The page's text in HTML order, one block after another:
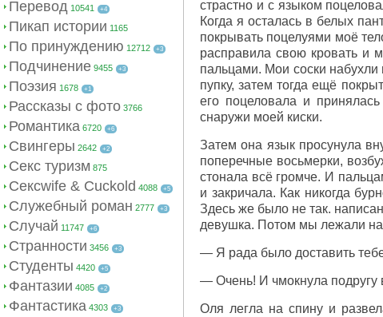
Перевод 10541 +4
Пикап истории 1165
По принуждению 12712 +3
Подчинение 9455 +3
Поэзия 1678 +1
Рассказы с фото 3766
Романтика 6720 +6
Свингеры 2642 +2
Секс туризм 875
Сексwife & Cuckold 4088 +5
Служебный роман 2777 +3
Случай 11747 +6
Странности 3456 +3
Студенты 4420 +5
Фантазии 4085 +2
Фантастика 4303 +3
страстно и с языком
Когда я осталась в белых
покрывать поцелуями моё
расправила свою кровать и
пальцами. Мои соски набухли
пупку, затем тогда ещё
его поцеловала и
снаружи моей киски.
Затем она язык просунула
поперечные восьмерки,
стонала всё громче. И
и закричала. Как никогда
Здесь же было не так.
девушка. Потом мы лежали на
— Я рада было доставить
— Очень! И чмокнула подругу
Оля легла на спину и